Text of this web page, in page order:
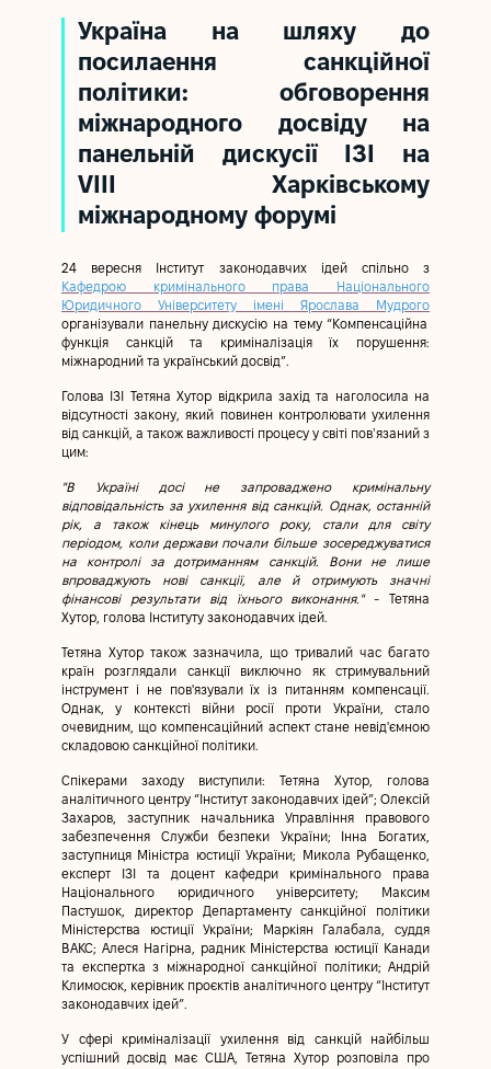
Україна на шляху до
посилаення санкційної
політики: обговорення
міжнародного досвіду на
панельній дискусії ІЗІ на
VIII Харківському
міжнародному форумі
24 вересня Інститут законодавчих ідей спільно з
Кафедрою кримінального права Національного
Юридичного Університету імені Ярослава Мудрого
організували панельну дискусію на тему “Компенсаційна
функція санкцій та криміналізація їх порушення:
міжнародний та український досвід”.
Голова ІЗІ Тетяна Хутор відкрила захід та наголосила на
відсутності закону, який повинен контролювати ухилення
від санкцій, а також важливості процесу у світі повʼязаний з
цим:
"В Україні досі не запроваджено кримінальну
відповідальність за ухилення від санкцій. Однак, останній
рік, а також кінець минулого року, стали для світу
періодом, коли держави почали більше зосереджуватися
на контролі за дотриманням санкцій. Вони не лише
впроваджують нові санкції, але й отримують значні
фінансові результати від їхнього виконання."- Тетяна
Хутор, голова Інституту законодавчих ідей.
Тетяна Хутор також зазначила, що тривалий час багато
країн розглядали санкції виключно як стримувальний
інструмент і не пов'язували їх із питанням компенсації.
Однак, у контексті війни росії проти України, стало
очевидним, що компенсаційний аспект стане невід'ємною
складовою санкційної політики.
Спікерами заходу виступили: Тетяна Хутор, голова
аналітичного центру “Інститут законодавчих ідей”; Олексій
Захаров, заступник начальника Управління правового
забезпечення Служби безпеки України; Інна Богатих,
заступниця Міністра юстиції України; Микола Рубащенко,
експерт ІЗІ та доцент кафедри кримінального права
Національного юридичного університету; Максим
Пастушок, директор Департаменту санкційної політики
Міністерства юстиції України; Маркіян Галабала, суддя
ВАКС; Алеся Нагірна, радник Міністерства юстиції Канади
та експертка з міжнародної санкційної політики; Андрій
Климосюк, керівник проєктів аналітичного центру “Інститут
законодавчих ідей”.
У сфері криміналізації ухилення від санкцій найбільш
успішний досвід має США, Тетяна Хутор розповіла про